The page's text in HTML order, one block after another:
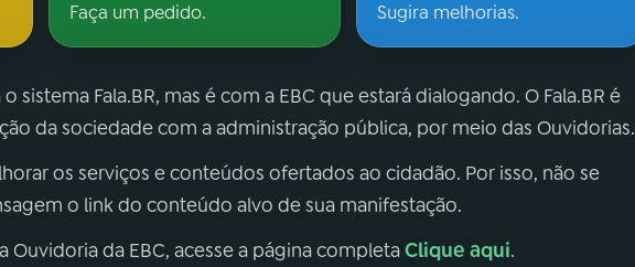
Faça um pedido. Sugira melhorias.
sistema Fala.BR, mas é com a EBC que estará dialogando. O Fala.BR é
da sociedade com a administração pública, por meio das Ouvidorias.
os serviços e conteúdos ofertados ao cidadão. Por isso, não se
o link do conteúdo alvo de sua manifestação.
Ouvidoria da EBC, acesse a página completaClique aqui.